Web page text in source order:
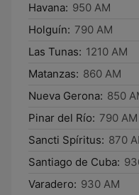
Havana: 950 AM
Holguín: 790 AM
Las Tunas: 1210 AM
Matanzas: 860 AM
Nueva Gerona: 850
Pinar del Río: 790 AM
Sancti Spíritus: 870
Santiago de Cuba:
Varadero: 930 AM